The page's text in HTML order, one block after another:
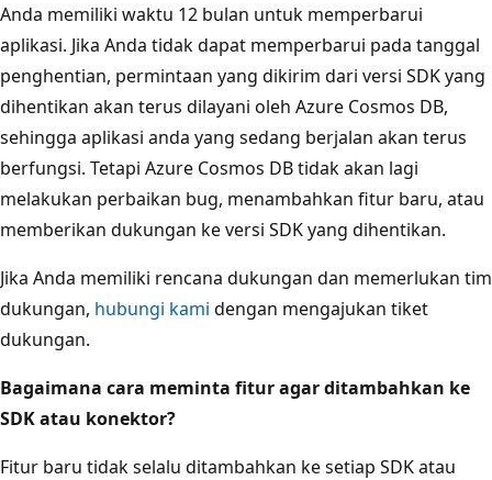
Anda memiliki waktu 12 bulan untuk memperbarui
aplikasi. Jika Anda tidak dapat memperbarui pada tanggal
penghentian, permintaan yang dikirim dari versi SDK yang
dihentikan akan terus dilayani oleh Azure Cosmos DB,
sehingga aplikasi anda yang sedang berjalan akan terus
berfungsi. Tetapi Azure Cosmos DB tidak akan lagi
melakukan perbaikan bug, menambahkan fitur baru, atau
memberikan dukungan ke versi SDK yang dihentikan.
Jika Anda memiliki rencana dukungan dan memerlukan tim
dukungan, hubungi kami dengan mengajukan tiket
dukungan.
Bagaimana cara meminta fitur agar ditambahkan ke
SDK atau konektor?
Fitur baru tidak selalu ditambahkan ke setiap SDK atau